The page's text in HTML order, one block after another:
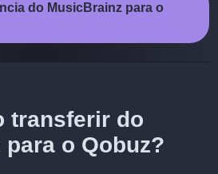
do MusicBrainz para o
transferir do
o Qobuz?